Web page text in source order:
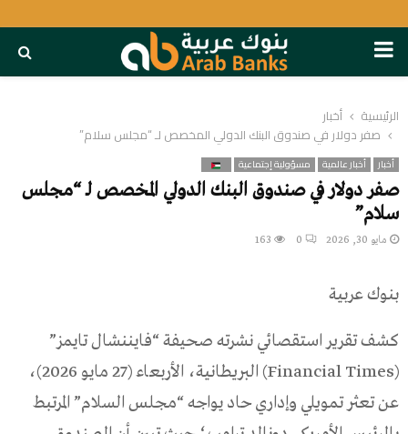
PRIMARY
MENU
الرئيسية
أخبار
صفر دولار في صندوق البنك الدولي المخصص لـ “مجلس سلام”
أخبار أخبار عالمية مسؤولية إجتماعية
صفر دولار في صندوق البنك الدولي المخصص لـ “مجلس
سلام”
مايو 30, 2026 0
163
بنوك عربية
كشف تقرير استقصائي نشرته صحيفة “فايننشال تايمز”
(Financial Times) البريطانية، الأربعاء (27 مايو 2026)،
عن تعثر تمويلي وإداري حاد يواجه “مجلس السلام” المرتبط